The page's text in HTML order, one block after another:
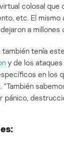
colosal que
etc. El
a
también tenía
y de los
en los
“También
pánico,